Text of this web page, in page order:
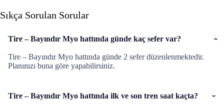
Sıkça Sorulan Sorular
Tire – Bayındır Myo hattında günde kaç sefer var?
Tire – Bayındır Myo hattında günde 2 sefer düzenlenmektedir.
Planınızı buna göre yapabilirsiniz.
Tire – Bayındır Myo hattında ilk ve son tren saat kaçta?